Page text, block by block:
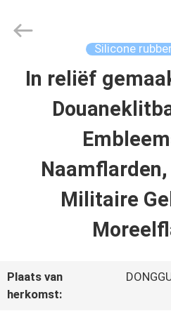
THUIS
PRODUCTEN
OVER
Accessories
Co.,Ltd.
Reserved.
Silicone
In reliëf
Militaire
Plaats van
herkomst: